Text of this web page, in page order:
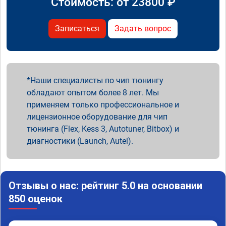
Записаться Задать вопрос
Наши специалисты по чип тюнингу
обладают опытом более 8 лет. Мы
применяем только профессиональное и
лицензионное оборудование для чип
тюнинга (Flex, Kess 3, Autotuner, Bitbox) и
диагностики (Launch, Autel).
Отзывы о нас: рейтинг 5.0 на основании
850 оценок